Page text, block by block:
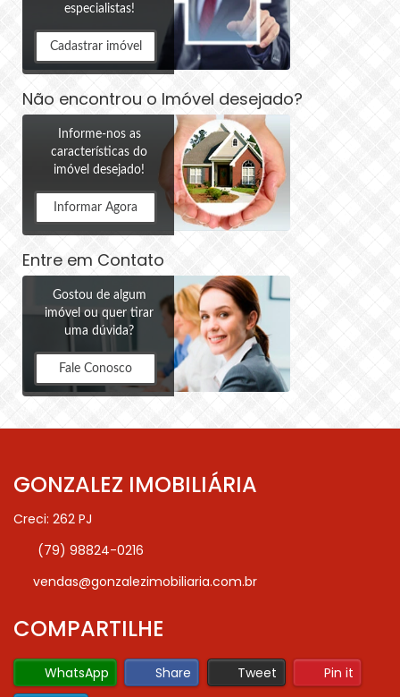
especialistas!
Cadastrar imóvel
Não encontrou o Imóvel desejado?
Informe-nos as
características do
imóvel desejado!
Informar Agora
Entre em Contato
Gostou de algum
imóvel ou quer tirar
uma dúvida?
Fale Conosco
GONZALEZ IMOBILIÁRIA
Creci: 262 PJ
(79) 98824-0216
vendas@gonzalezimobiliaria.com.br
COMPARTILHE
WhatsApp Share Tweet Pin it